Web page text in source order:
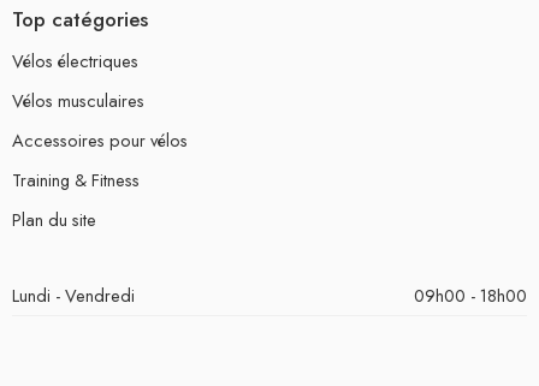
Top catégories
Vélos électriques
Vélos musculaires
Accessoires pour vélos
Training & Fitness
Plan du site
Lundi - Vendredi 09h00 - 18h00